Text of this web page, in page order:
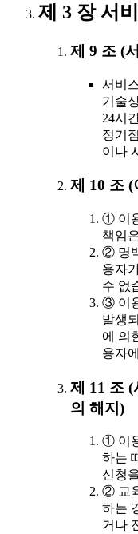
제 3 장 서
제 9 조 (
서비
기술
24시
정기
이나
제 10 조
① 이
책임
② 명
용자
수 없
③ 이
발생
에 의
용자
제 11 조
의 해지)
① 이
하는
신청
② 교
하는
거나